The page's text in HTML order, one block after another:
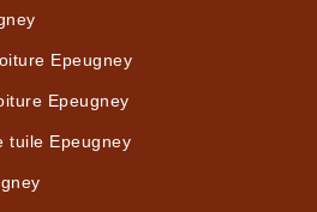
Epeugney
Epeugney
tuile Epeugney